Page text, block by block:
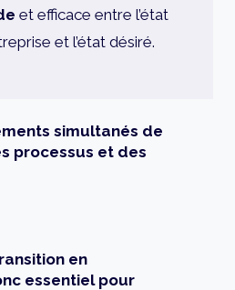
et efficace entre l’état
et l’état désiré.
simultanés de
processus et des
en
essentiel pour